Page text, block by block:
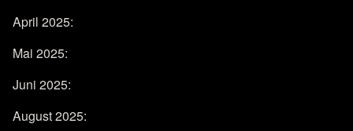
April 2025:
Mai 2025:
Juni 2025:
August 2025: